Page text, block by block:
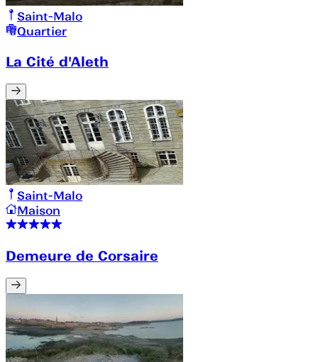
Saint-Malo
Quartier
La Cité d'Aleth
Saint-Malo
Maison
Demeure de Corsaire